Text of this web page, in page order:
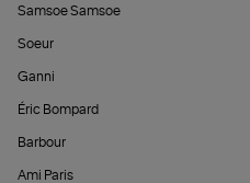
Samsoe Samsoe
Soeur
Ganni
Éric Bompard
Barbour
Ami Paris